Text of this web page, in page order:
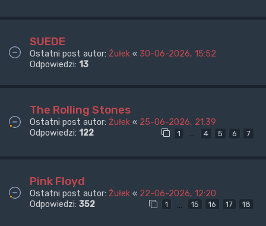
SUEDE
Ostatni post autor: Żułek « 30-06-2026, 15:52
Odpowiedzi: 13
The Rolling Stones
Ostatni post autor: Żułek « 25-06-2026, 21:39
Odpowiedzi: 122 1 … 4 5 6 7
Pink Floyd
Ostatni post autor: Żułek « 22-06-2026, 12:20
Odpowiedzi: 352 1 … 15 16 17 18